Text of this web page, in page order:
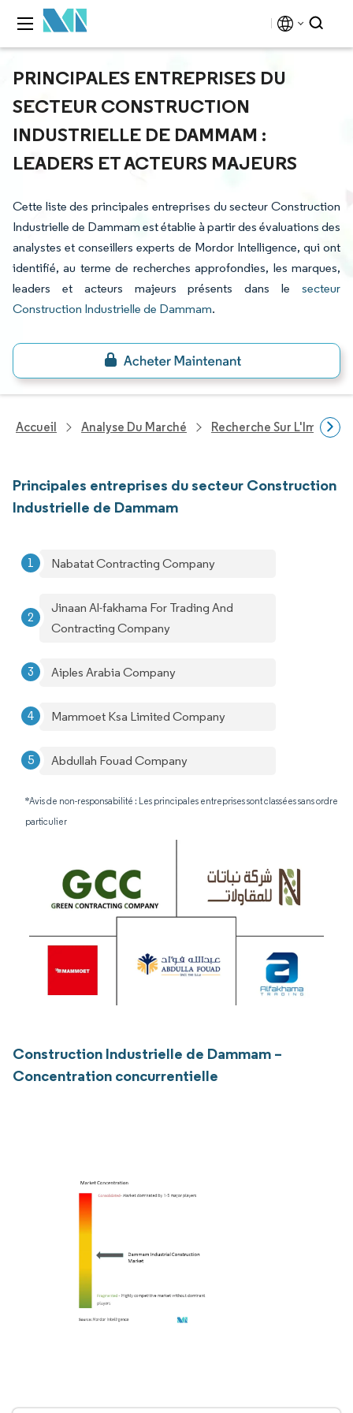
PRINCIPALES ENTREPRISES DU
SECTEUR CONSTRUCTION
INDUSTRIELLE DE DAMMAM :
LEADERS ET ACTEURS MAJEURS
Cette liste des principales entreprises du secteur Construction
Industrielle de Dammam est établie à partir des évaluations des
analystes et conseillers experts de Mordor Intelligence, qui ont
identifié, au terme de recherches approfondies, les marques,
leaders et acteurs majeurs présents dans le secteur
Construction Industrielle de Dammam.
Accueil Analyse Du Marché Recherche Sur
Principales entreprises du secteur Construction
Industrielle de Dammam
Nabatat Contracting Company
Jinaan Al-fakhama For Trading And
Contracting Company
Aiples Arabia Company
Mammoet Ksa Limited Company
Abdullah Fouad Company
*Avis de non-responsabilité : Les principales entreprises sont classées sans ordre
particulier
Construction Industrielle de Dammam –
Concentration concurrentielle